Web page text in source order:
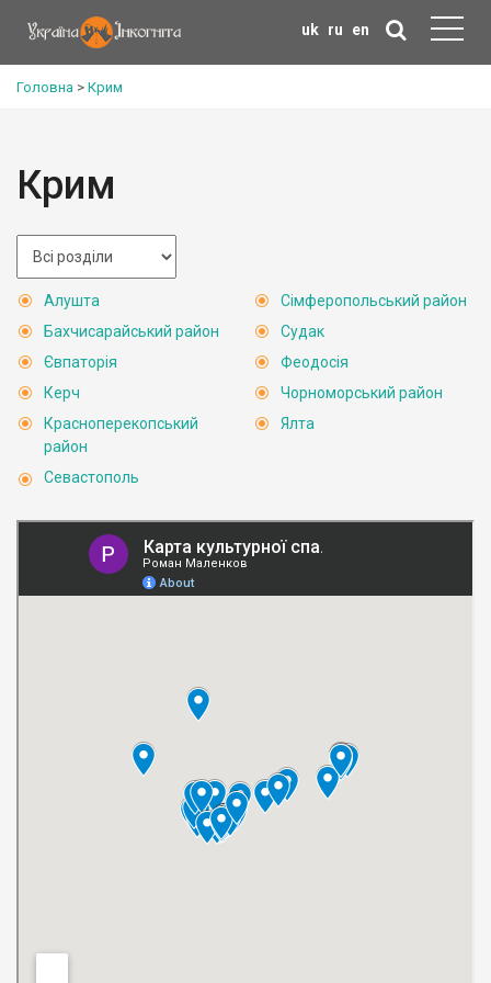
uk ru en
Головна > Крим
Крим
Алушта
Бахчисарайський район
Євпаторія
Керч
Красноперекопський
район
Севастополь
Сімферопольський район
Судак
Феодосія
Чорноморський район
Ялта